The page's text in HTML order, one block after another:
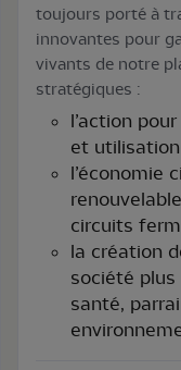
toujours porté à
innovantes pour
vivants de notre
stratégiques :
l’action
et utilisation
l’économie
circuits
la création
société plus
santé,